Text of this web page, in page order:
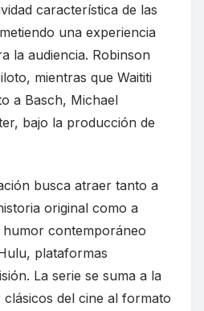
característica de las
una experiencia
la audiencia. Robinson
mientras que Waititi
a Basch, Michael
bajo la producción de
busca atraer tanto a
original como a
contemporáneo
plataformas
La serie se suma a la
del cine al formato